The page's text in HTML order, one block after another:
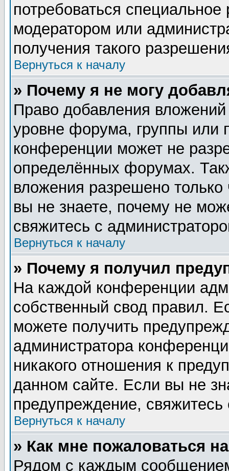
потребоваться
модератором или
получения такого
Вернуться к началу
» Почему я не могу
Право добавления
уровне форума, группы или
конференции может не
определённых форумах.
вложения разрешено
вы не знаете, почему не
свяжитесь с
Вернуться к началу
» Почему я получил
На каждой конференции
собственный свод правил.
можете получить
администратора
никакого отношения к
данном сайте. Если вы не
предупреждение,
Вернуться к началу
» Как мне пожаловаться
Рядом с каждым